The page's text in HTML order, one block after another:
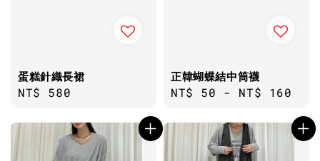
蛋糕針織長裙
Regular
NT$ 580
正韓蝴蝶結中筒襪
Regular
NT$ 50 - NT$ 160